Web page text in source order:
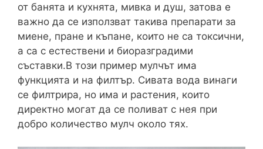
от банята и кухнята, мивка и душ, затова е
важно да се използват такива препарати за
миене, пране и къпане, които не са токсични,
а са с естествени и биоразградими
съставки.В този пример мулчът има
функцията и на филтър. Сивата вода винаги
се филтрира, но има и растения, които
директно могат да се поливат с нея при
добро количество мулч около тях.